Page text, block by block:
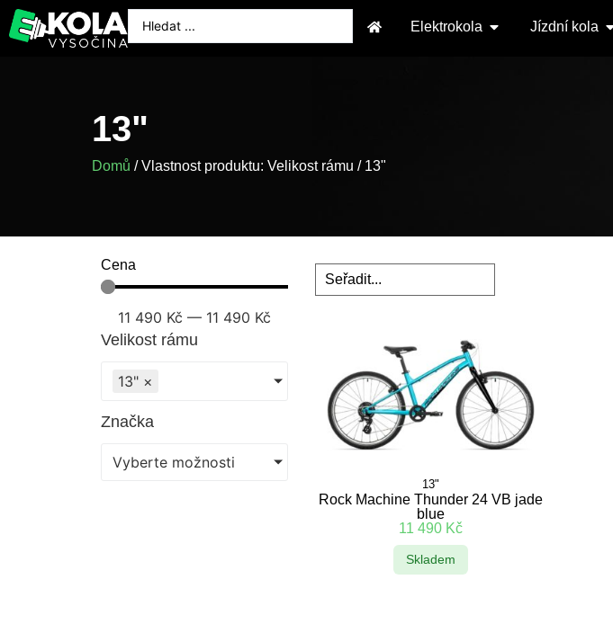
Elektrokola Jízdní kola
13"
Domů / Vlastnost produktu: Velikost rámu / 13"
Cena
11 490 Kč — 11 490 Kč
Velikost rámu
13" ×
Značka
Vyberte možnosti
13"
Rock Machine Thunder 24 VB jade
blue
11 490 Kč
Skladem